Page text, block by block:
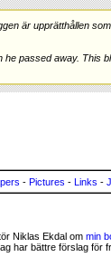
är upprätthållen
passed away. This
- Pictures - Links -
Niklas Ekdal om min
har bättre förslag för